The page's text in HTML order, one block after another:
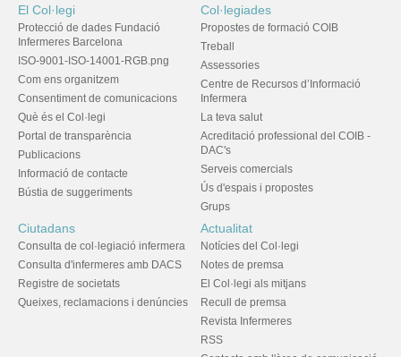
El Col·legi
Protecció de dades Fundació
Infermeres Barcelona
ISO-9001-ISO-14001-RGB.png
Com ens organitzem
Consentiment de comunicacions
Què és el Col·legi
Portal de transparència
Publicacions
Informació de contacte
Bústia de suggeriments
Col·legiades
Propostes de formació COIB
Treball
Assessories
Centre de Recursos d’Informació
Infermera
La teva salut
Acreditació professional del COIB -
DAC's
Serveis comercials
Ús d'espais i propostes
Grups
Ciutadans
Consulta de col·legiació infermera
Consulta d'infermeres amb DACS
Registre de societats
Queixes, reclamacions i denúncies
Actualitat
Notícies del Col·legi
Notes de premsa
El Col·legi als mitjans
Recull de premsa
Revista Infermeres
RSS